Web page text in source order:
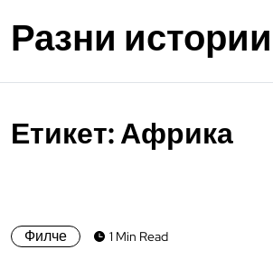
Разни истории
Етикет:Африка
Филче 1 Min Read